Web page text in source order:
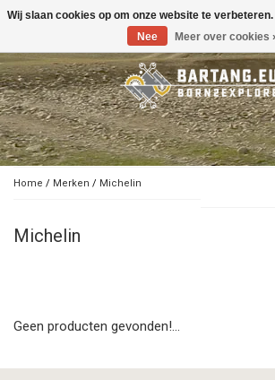
Toggle
Home / Merken / Michelin
Michelin
Geen producten gevonden!...
Wij slaan cookies op om onze website te
Nee
Meer over cookies